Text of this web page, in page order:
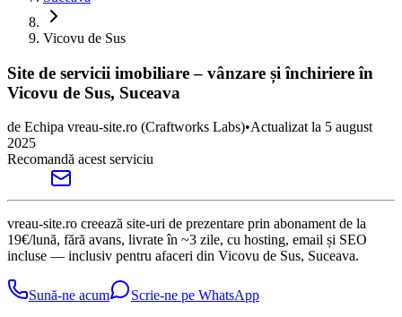
Vicovu de Sus
Site de servicii imobiliare – vânzare și închiriere în
Vicovu de Sus, Suceava
de Echipa vreau-site.ro (Craftworks Labs)•Actualizat la 5 august
2025
Recomandă acest serviciu
vreau-site.ro creează site-uri de prezentare prin abonament de la
19€/lună, fără avans, livrate în ~3 zile, cu hosting, email și SEO
incluse — inclusiv pentru afaceri din Vicovu de Sus, Suceava.
Sună-ne acum
Scrie-ne pe WhatsApp